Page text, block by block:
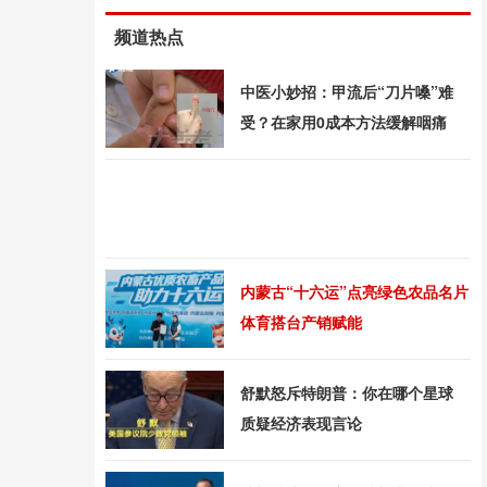
频道热点
中医小妙招：甲流后“刀片嗓”难
受？在家用0成本方法缓解咽痛
内蒙古“十六运”点亮绿色农品名片
体育搭台产销赋能
舒默怒斥特朗普：你在哪个星球
质疑经济表现言论